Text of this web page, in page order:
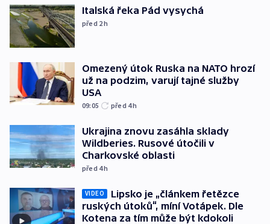
Italská řeka Pád vysychá
před 2h
Omezený útok Ruska na NATO hrozí
už na podzim, varují tajné služby
USA
09:05 před 4h
Ukrajina znovu zasáhla sklady
Wildberies. Rusové útočili v
Charkovské oblasti
před 4h
VIDEO
Lipsko je „článkem řetězce
ruských útoků“, míní Votápek. Dle
Kotena za tím může být kdokoli